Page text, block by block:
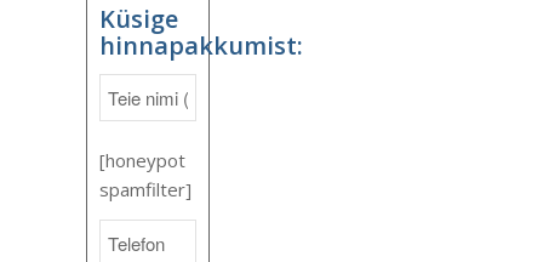
Küsige
hinnapakkumist:
[honeypot
spamfilter]